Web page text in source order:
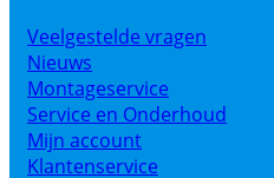
Veelgestelde vragen
Nieuws
Montageservice
Service en Onderhoud
Mijn account
Klantenservice